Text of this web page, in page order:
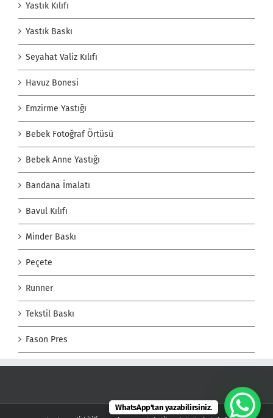
Yastık Kılıfı
Yastık Baskı
Seyahat Valiz Kılıfı
Havuz Bonesi
Emzirme Yastığı
Bebek Fotoğraf Örtüsü
Bebek Anne Yastığı
Bandana İmalatı
Bavul Kılıfı
Minder Baskı
Peçete
Runner
Tekstil Baskı
Fason Pres
WhatsApp'tan yazabilirsiniz.